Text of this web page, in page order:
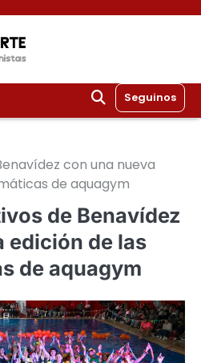
Seguinos
con una nueva
de aquagym
de Benavídez
edición de las
de aquagym